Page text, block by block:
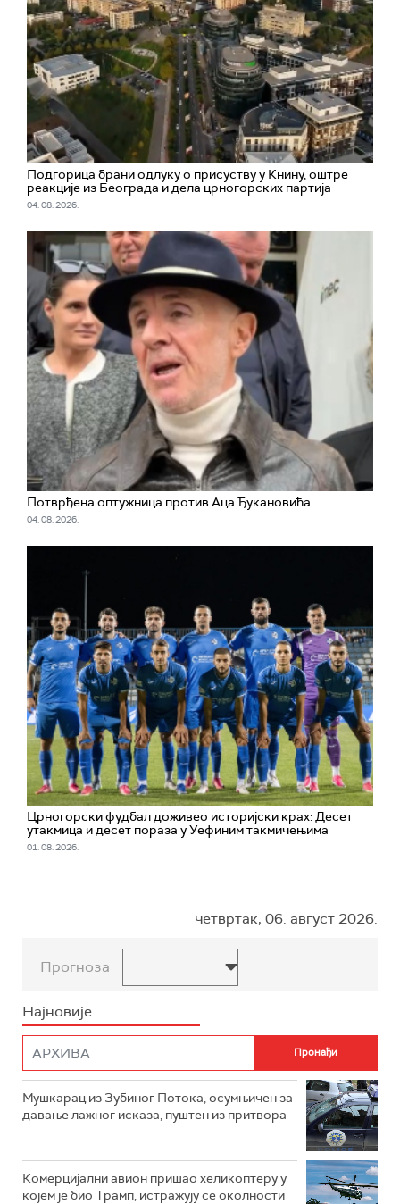
Подгорица брани одлуку о присуству у Книну, оштре
реакције из Београда и дела црногорских партија
04. 08. 2026.
Потврђена оптужница против Аца Ђукановића
04. 08. 2026.
Црногорски фудбал доживео историјски крах: Десет
утакмица и десет пораза у Уефиним такмичењима
01. 08. 2026.
четвртак, 06. август 2026.
Прогноза
Најновије
Мушкарац из Зубиног Потока, осумњичен за
давање лажног исказа, пуштен из притвора
Комерцијални авион пришао хеликоптеру у
којем је био Трамп, истражују се околности